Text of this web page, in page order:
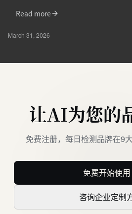
Read more
March 31, 2026
让AI为您的
免费注册，每日检测品牌在9
免费开始使用
咨询企业定制